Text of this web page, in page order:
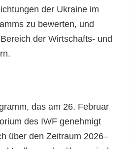
der Ukraine im
zu bewerten, und
der Wirtschafts- und
das am 26. Februar
des IWF genehmigt
über den Zeitraum 2026–